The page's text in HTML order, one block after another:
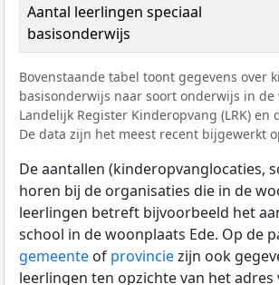
Aantal leerlingen speciaal
basisonderwijs
Bovenstaande tabel toont gegevens
basisonderwijs naar soort onderwijs in
Landelijk Register Kinderopvang (LRK)
De data zijn het meest recent bijgewerkt
De aantallen (kinderopvanglocaties,
horen bij de organisaties die in de
leerlingen betreft bijvoorbeeld het
school in de woonplaats Ede. Op de
gemeente of provinciezijn ook
leerlingen ten opzichte van het